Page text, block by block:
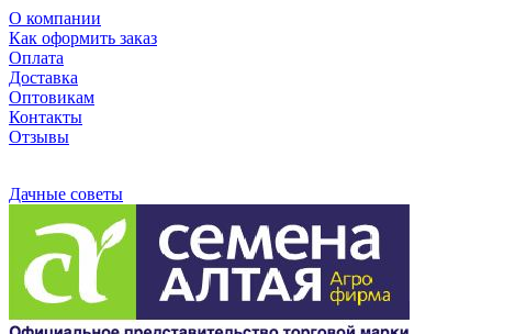
О компании
Как оформить заказ
Оплата
Доставка
Оптовикам
Контакты
Отзывы
Дачные советы